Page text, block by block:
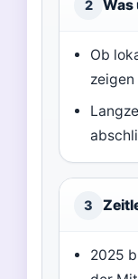
2 Was
Ob
3
2025